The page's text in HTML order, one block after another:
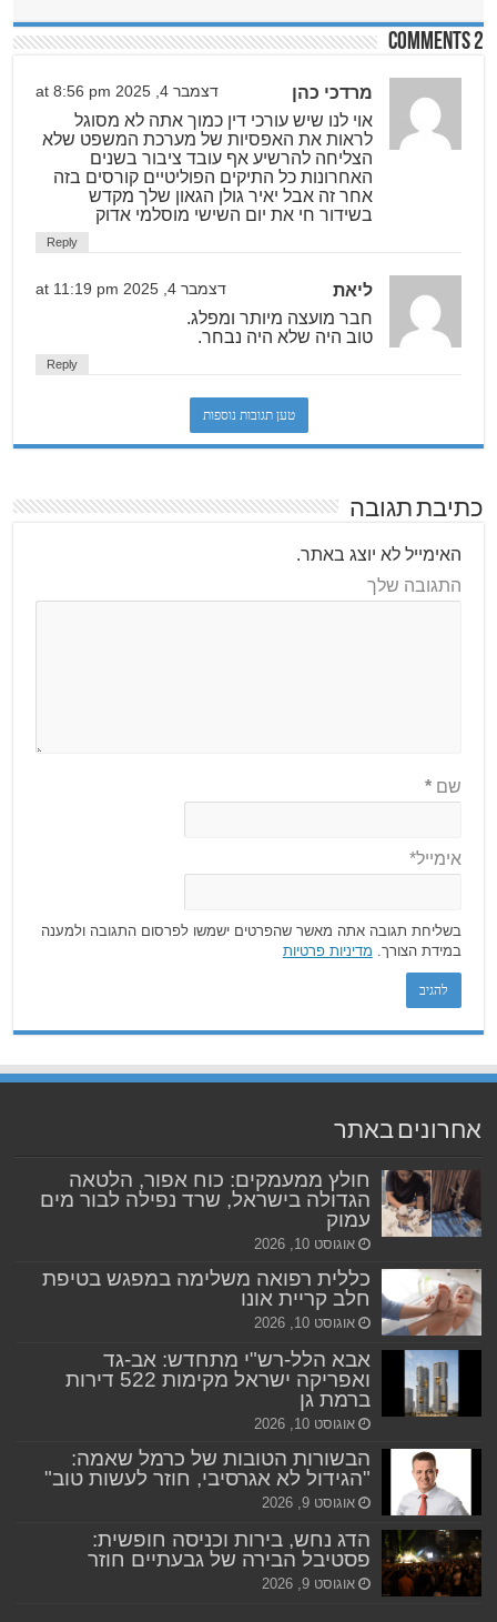
2 comments
מרדכי כהן דצמבר 4, 2025 at 8:56 pm
אוי לנו שיש עורכי דין כמוך אתה לא מסוגל
לראות את האפסיות של מערכת המשפט שלא
הצליחה להרשיע אף עובד ציבור בשנים
האחרונות כל התיקים הפוליטיים קורסים בזה
אחר זה אבל יאיר גולן הגאון שלך מקדש
בשידור חי את יום השישי מוסלמי אדוק
Reply
ליאת דצמבר 4, 2025 at 11:19 pm
חבר מועצה מיותר ומפלג.
טוב היה שלא היה נבחר.
Reply
טען תגובות נוספות
כתיבת תגובה
האימייל לא יוצג באתר.
התגובה שלך
שם*
אימייל*
בשליחת תגובה אתה מאשר שהפרטים ישמשו לפרסום התגובה ולמענה
במידת הצורך. מדיניות פרטיות
אחרונים באתר
חולץ ממעמקים: כוח אפור, הלטאה
הגדולה בישראל, שרד נפילה לבור מים
עמוק
אוגוסט 10, 2026
כללית רפואה משלימה במפגש בטיפת
חלב קריית אונו
אוגוסט 10, 2026
אבא הלל-רש"י מתחדש: אב-גד
ואפריקה ישראל מקימות 522 דירות
ברמת גן
אוגוסט 10, 2026
הבשורות הטובות של כרמל שאמה:
"הגידול לא אגרסיבי, חוזר לעשות טוב"
אוגוסט 9, 2026
הדג נחש, בירות וכניסה חופשית:
פסטיבל הבירה של גבעתיים חוזר
אוגוסט 9, 2026